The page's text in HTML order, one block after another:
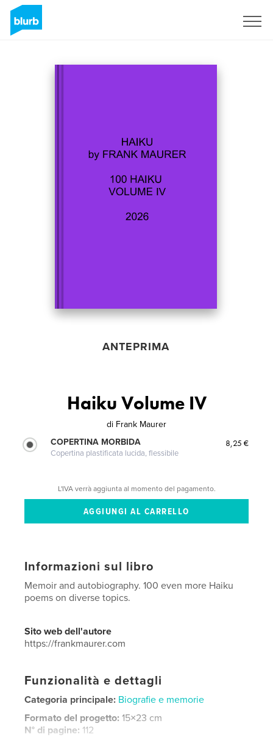
ANTEPRIMA
Haiku Volume IV
di Frank Maurer
COPERTINA MORBIDA
Copertina plastificata lucida, flessibile
8,25 €
L'IVA verrà aggiunta al momento del pagamento.
Informazioni sul libro
Memoir and autobiography. 100 even more Haiku
poems on diverse topics.
Sito web dell'autore
https://frankmaurer.com
Funzionalità e dettagli
Categoria principale: Biografie e memorie
Formato del progetto:15×23 cm
N° di pagine: 112